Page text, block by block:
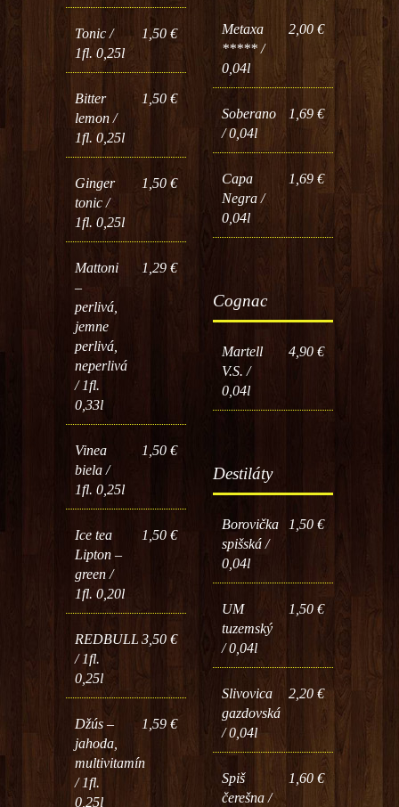
Tonic /
1fl. 0,25l
1,50 €
Bitter
lemon /
1fl. 0,25l
1,50 €
Ginger
tonic /
1fl. 0,25l
1,50 €
Mattoni
–
perlivá,
jemne
perlivá,
neperlivá
/ 1fl.
0,33l
1,29 €
Vinea
biela /
1fl. 0,25l
1,50 €
Ice tea
Lipton –
green /
1fl. 0,20l
1,50 €
REDBULL
/ 1fl.
0,25l
3,50 €
Džús –
jahoda,
multivitamín
/ 1fl.
0,25l
1,59 €
Metaxa
***** /
0,04l
2,00 €
Soberano
/ 0,04l
1,69 €
Capa
Negra /
0,04l
1,69 €
Cognac
Martell
V.S. /
0,04l
4,90 €
Destiláty
Borovička
spišská /
0,04l
1,50 €
UM
tuzemský
/ 0,04l
1,50 €
Slivovica
gazdovská
/ 0,04l
2,20 €
Spiš
čerešna /
1,60 €